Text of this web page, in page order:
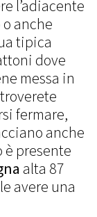
l’adiacente
o anche
tipica
dove
messa in
fermare,
anche
presente
alta 87
avere una